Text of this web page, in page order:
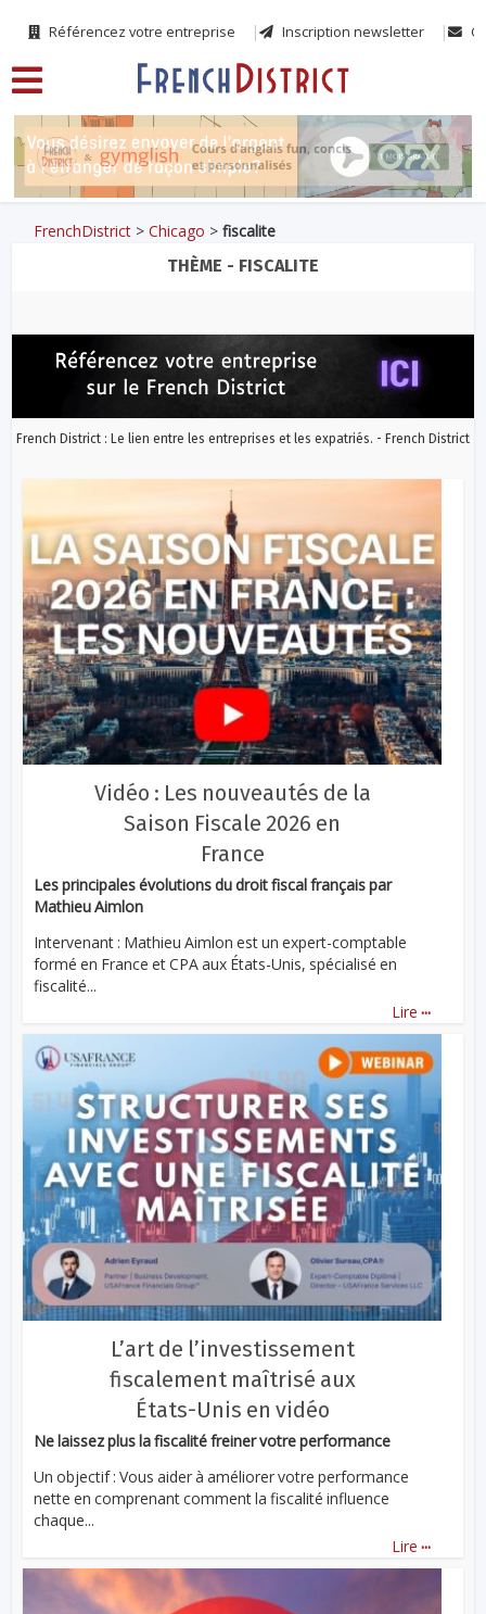
Référencez votre entreprise Inscription newsletter
FrenchDistrict >Chicago >fiscalite
THÈME - FISCALITE
French District : Le lien entre les entreprises et les expatriés. - French District
Vidéo : Les nouveautés de la
Saison Fiscale 2026 en
France
Les principales évolutions du droit fiscal français par
Mathieu Aimlon
Intervenant : Mathieu Aimlon est un expert-comptable
formé en France et CPA aux États-Unis, spécialisé en
fiscalité...
Lire ...
L’art de l’investissement
fiscalement maîtrisé aux
États-Unis en vidéo
Ne laissez plus la fiscalité freiner votre performance
Un objectif : Vous aider à améliorer votre performance
nette en comprenant comment la fiscalité influence
chaque...
Lire ...